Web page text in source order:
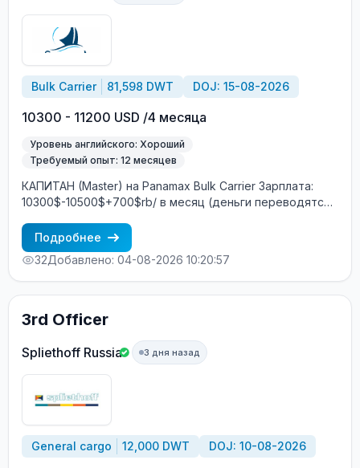
Bulk Carrier 81,598 DWT DOJ: 15-08-2026
10300 - 11200 USD /4 месяца
Уровень английского: Хороший
Требуемый опыт: 12 месяцев
КАПИТАН (Master) на Panamax Bulk Carrier Зарплата:
10300$-10500$+700$rb/ в месяц (деньги переводятся
Характеристики судна: Год постройки: 2012 DWT: 81598
т Главный двигатель: MAN B&W Построено: Южная
Корея Судовладелец: Греция Условия контракта:
Контракт: 4+2 месяца Посадка: Август Экипаж:
смешанный (европейцы + филиппинцы) Интернет на
борту: 2 ГБ в месяц бесплатно Бесплатное
опыта в должности КАПИТАНА (Master) Хороший
английский язык Опыт работы именно на Panamax (bulk
carrier) — обязательно Процесс трудоустройства: CES
Test + интервью с суперинтендантом Морское
агентство «SeadimA» +7(985)022-57-77 +7(985)230-57-
77 cv_crew@seadima.ru
Подробнее
32Добавлено: 04-08-2026 10:20:57
3rd Officer
Spliethoff Russia 3 дня назад
General cargo 12,000 DWT DOJ: 10-08-2026